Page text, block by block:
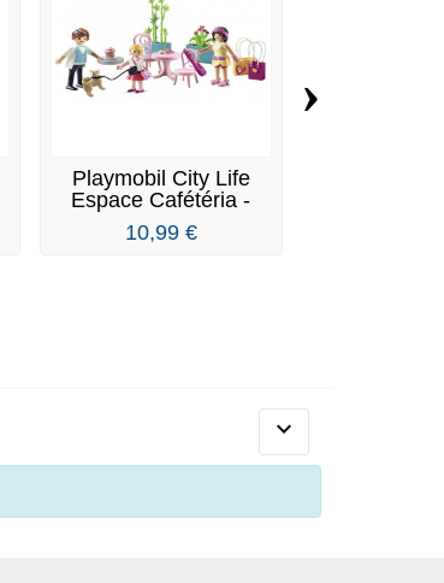
Playmobil City Life
Espace Cafétéria -
70593
10,99 €
›
